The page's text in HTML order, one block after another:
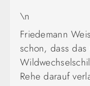
\n
Friedemann
schon, dass
Rehe darauf